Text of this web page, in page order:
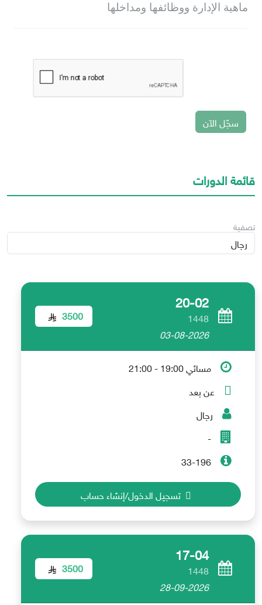
ماهية الإدارة ووظائفها ومداخلها
سجّل الآن
قائمة الدورات
تصفية
20-02
1448
03-08-2026
3500
مسائي 19:00 - 21:00
عن بعد
رجال
-
33-196
تسجيل الدخول/إنشاء حساب
17-04
1448
28-09-2026
3500